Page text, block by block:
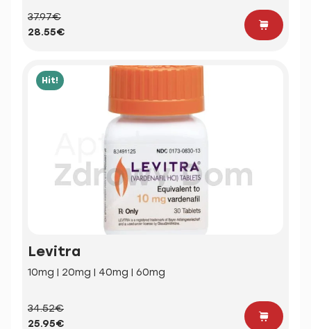
37.97€
28.55€
Hit!
Levitra
10mg | 20mg | 40mg | 60mg
34.52€
25.95€